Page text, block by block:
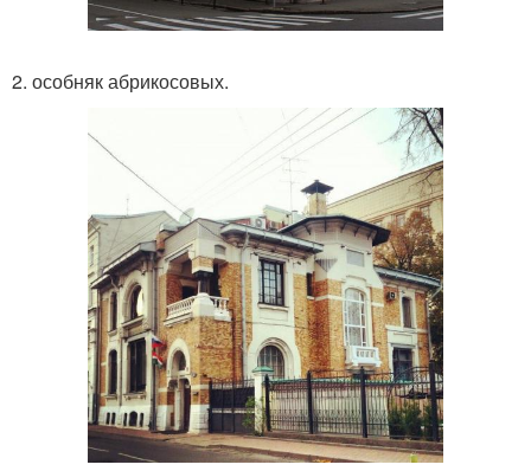
2. особняк абрикосовых.